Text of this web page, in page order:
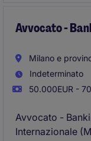
Avvocato -
Milano e
Indeterminato
50.000EUR -
Avvocato -
Internazionale